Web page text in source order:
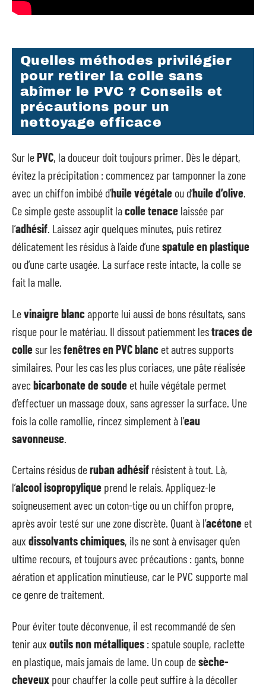
Quelles méthodes privilégier
pour retirer la colle sans
abîmer le PVC ? Conseils et
précautions pour un
nettoyage efficace
Sur lePVC, la douceur doit toujours primer. Dès le départ,
évitez la précipitation : commencez par tamponner la zone
avec un chiffon imbibé d’huile végétale ou d’huile d’olive.
Ce simple geste assouplit lacolle tenace laissée par
l’adhésif. Laissez agir quelques minutes, puis retirez
délicatement les résidus à l’aide d’unespatule en plastique
ou d’une carte usagée. La surface reste intacte, la colle se
fait la malle.
Levinaigre blancapporte lui aussi de bons résultats, sans
risque pour le matériau. Il dissout patiemment lestraces de
collesur lesfenêtres en PVC blanc et autres supports
similaires. Pour les cas les plus coriaces, une pâte réalisée
avecbicarbonate de soude et huile végétale permet
d’effectuer un massage doux, sans agresser la surface. Une
fois la colle ramollie, rincez simplement à l’eau
savonneuse
Certains résidus deruban adhésif résistent à tout. Là,
l’alcool isopropylique prend le relais. Appliquez-le
soigneusement avec un coton-tige ou un chiffon propre,
après avoir testé sur une zone discrète. Quant à l’acétone et
aux dissolvants chimiques, ils ne sont à envisager qu’en
ultime recours, et toujours avec précautions : gants, bonne
aération et application minutieuse, car le PVC supporte mal
ce genre de traitement.
Pour éviter toute déconvenue, il est recommandé de s’en
tenir aux outils non métalliques : spatule souple, raclette
en plastique, mais jamais de lame. Un coup desèche-
cheveux pour chauffer la colle peut suffire à la décoller